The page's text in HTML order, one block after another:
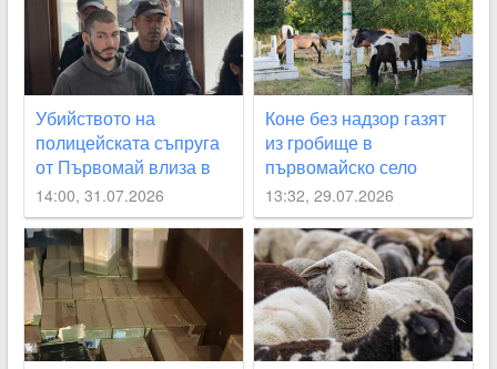
Убийството на
полицейската съпруга
от Първомай влиза в
съда
14:00, 31.07.2026
Коне без надзор газят
из гробище в
първомайско село
13:32, 29.07.2026